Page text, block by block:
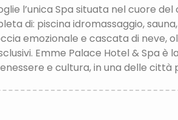
l’unica Spa situata nel cuore
di: piscina idromassaggio,
emozionale e cascata di neve,
Emme Palace Hotel & Spa è
e cultura, in una delle città